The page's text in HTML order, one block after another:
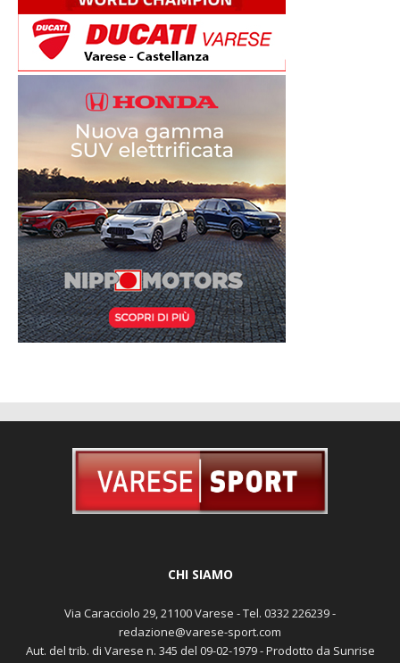
CHI SIAMO
Via Caracciolo 29, 21100 Varese - Tel. 0332 226239 -
redazione@varese-sport.com
Aut. del trib. di Varese n. 345 del 09-02-1979 - Prodotto da Sunrise